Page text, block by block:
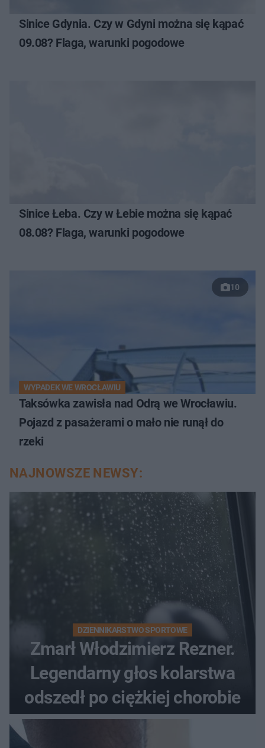
Sinice Gdynia. Czy w Gdyni można się kąpać
09.08? Flaga, warunki pogodowe
Sinice Łeba. Czy w Łebie można się kąpać
08.08? Flaga, warunki pogodowe
10
WYPADEK WE WROCŁAWIU
Taksówka zawisła nad Odrą we Wrocławiu.
Pojazd z pasażerami o mało nie runął do
rzeki
NAJNOWSZE NEWSY:
DZIENNIKARSTWO SPORTOWE
Zmarł Włodzimierz Rezner.
Legendarny głos kolarstwa
odszedł po ciężkiej chorobie